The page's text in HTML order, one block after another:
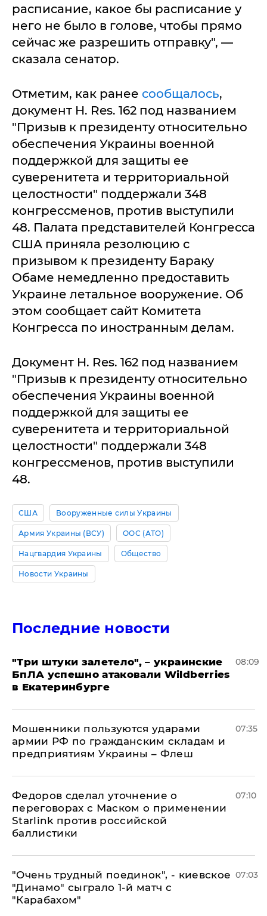
расписание, какое бы расписание у
него не было в голове, чтобы прямо
сейчас же разрешить отправку", —
сказала сенатор.
Отметим, как ранее сообщалось,
документ H. Res. 162 под названием
"Призыв к президенту относительно
обеспечения Украины военной
поддержкой для защиты ее
суверенитета и территориальной
целостности" поддержали 348
конгрессменов, против выступили
48. Палата представителей Конгресса
США приняла резолюцию с
призывом к президенту Бараку
Обаме немедленно предоставить
Украине летальное вооружение. Об
этом сообщает сайт Комитета
Конгресса по иностранным делам.
Документ H. Res. 162 под названием
"Призыв к президенту относительно
обеспечения Украины военной
поддержкой для защиты ее
суверенитета и территориальной
целостности" поддержали 348
конгрессменов, против выступили
48.
США Вооруженные силы Украины
Армия Украины (ВСУ) ООС (АТО)
Нацгвардия Украины Общество
Новости Украины
Последние новости
"Три штуки залетело", – украинские
БпЛА успешно атаковали Wildberries
в Екатеринбурге
08:09
Мошенники пользуются ударами
армии РФ по гражданским складам и
предприятиям Украины – Флеш
07:35
Федоров сделал уточнение о
переговорах с Маском о применении
Starlink против российской
баллистики
07:10
"Очень трудный поединок", - киевское
"Динамо" сыграло 1-й матч с
"Карабахом"
07:03